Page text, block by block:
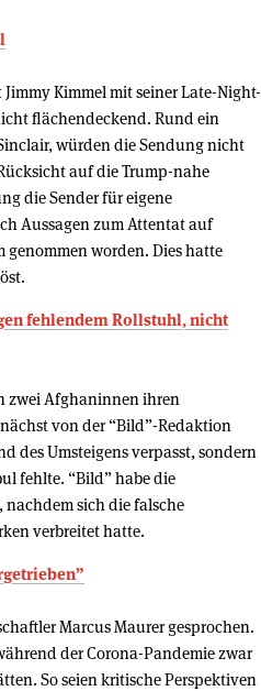
Kimmel mit seiner Late-Night-
flächendeckend. Rund ein
würden die Sendung nicht
auf die Trump-nahe
die Sender für eigene
Aussagen zum Attentat auf
genommen worden. Dies hatte
fehlendem Rollstuhl, nicht
zwei Afghaninnen ihren
von der “Bild”-Redaktion
des Umsteigens verpasst, sondern
fehlte. “Bild” habe die
nachdem sich die falsche
verbreitet hatte.
Marcus Maurer gesprochen.
der Corona-Pandemie zwar
So seien kritische Perspektiven